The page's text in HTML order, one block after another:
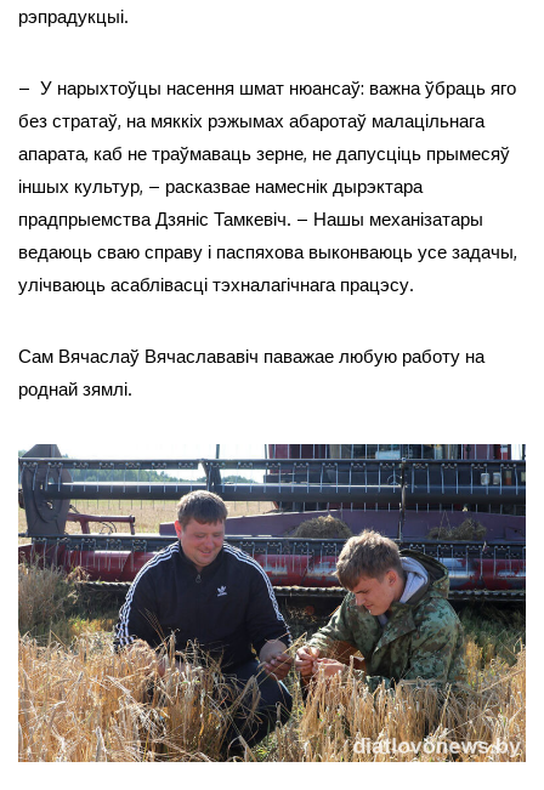
рэпрадукцыі.
– У нарыхтоўцы насення шмат нюансаў: важна ўбраць яго
без стратаў, на мяккіх рэжымах абаротаў малацільнага
апарата, каб не траўмаваць зерне, не дапусціць прымесяў
іншых культур, – расказвае намеснік дырэктара
прадпрыемства Дзяніс Тамкевіч. – Нашы механізатары
ведаюць сваю справу і паспяхова выконваюць усе задачы,
улічваюць асаблівасці тэхналагічнага працэсу.
Сам Вячаслаў Вячаслававіч паважае любую работу на
роднай зямлі.